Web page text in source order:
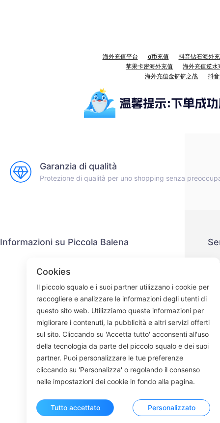
海外充值平台 q币充值
抖音钻石海外
苹果卡密海外充值
海外充值逆水
海外充值金铲铲之战
抖
Garanzia di qualità
Protezione di qualità per uno shopping senza
Informazioni su Piccola Balena
Processo di spedizione
Processo di rimborso
Chi siamo
ROOM
Cookies
Il piccolo squalo e i suoi partner utilizzano i cookie per
raccogliere e analizzare le informazioni degli utenti di
questo sito web. Utilizziamo queste informazioni per
migliorare i contenuti, la pubblicità e altri servizi offerti
sul sito. Cliccando su 'Accetta tutto' acconsenti all'uso
della tecnologia da parte del piccolo squalo e dei suoi
partner. Puoi personalizzare le tue preferenze
cliccando su 'Personalizza' o regolando il consenso
nelle impostazioni dei cookie in fondo alla pagina.
Tutto accettato Personalizzato